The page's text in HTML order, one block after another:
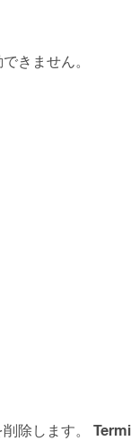
きません。
除します。